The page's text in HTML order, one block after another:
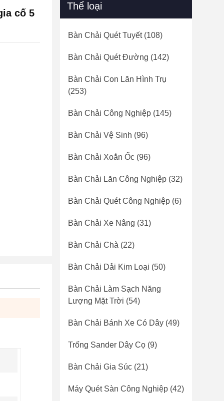
cố 5
Thể loại
Bàn Chải Quét Tuyết(108)
Bàn Chải Quét Đường (142)
Bàn Chải Con Lăn Hình Trụ
(253)
Bàn Chải Công Nghiệp (145)
Bàn Chải Vệ Sinh (96)
Bàn Chải Xoắn Ốc (96)
Bàn Chải Lăn Công Nghiệp (32)
Bàn Chải Quét Công Nghiệp (6)
Bàn Chải Xe Nâng (31)
Bàn Chải Chà (22)
Bàn Chải Dải Kim Loại (50)
Bàn Chải Làm Sạch Năng
Lượng Mặt Trời (54)
Bàn Chải Bánh Xe Có Dây (49)
Trống Sander Dây Cọ (9)
Bàn Chải Gia Súc (21)
Máy Quét Sàn Công Nghiệp (42)